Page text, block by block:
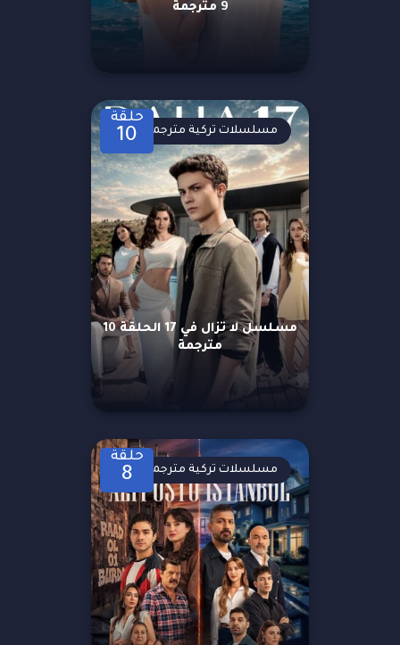
9 مترجمة
حلقة
10
مسلسل لا تزال في 17 الحلقة 10
مترجمة
مسلسلات تركية مترجمة
حلقة
8 مسلسلات تركية مترجمة